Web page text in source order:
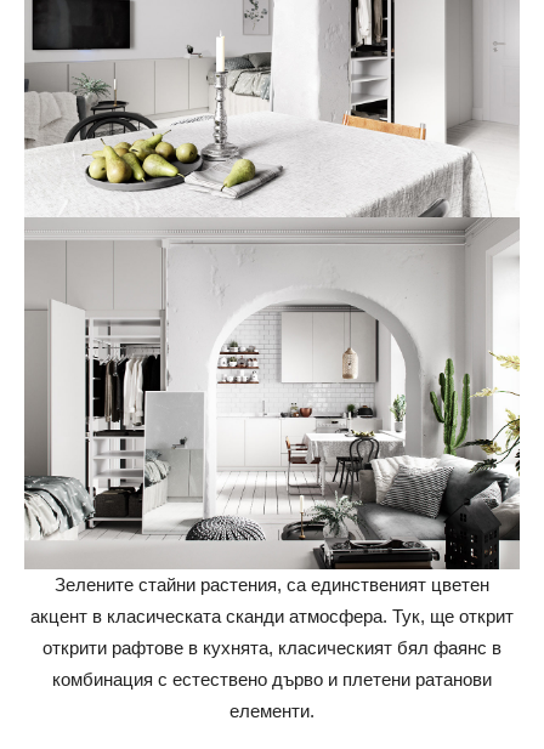
Зелените стайни растения, са единственият цветен
акцент в класическата сканди атмосфера. Тук, ще открит
открити рафтове в кухнята, класическият бял фаянс в
комбинация с естествено дърво и плетени ратанови
елементи.